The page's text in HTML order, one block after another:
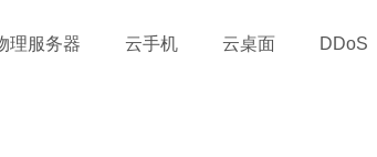
理服务器 云手机 云桌面 DDoS